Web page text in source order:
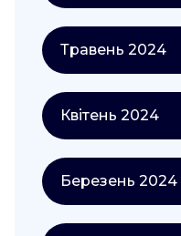
Травень 2024
Квітень 2024
Березень 2024